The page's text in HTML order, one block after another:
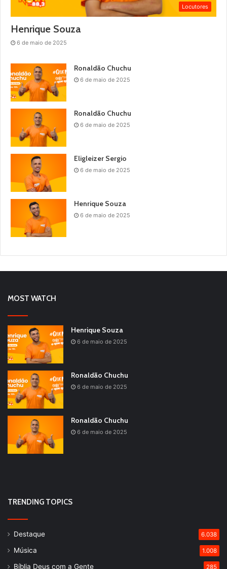
Locutores
Henrique Souza
6 de maio de 2025
Ronaldão Chuchu
6 de maio de 2025
Ronaldão Chuchu
6 de maio de 2025
Eligleizer Sergio
6 de maio de 2025
Henrique Souza
6 de maio de 2025
MOST WATCH
Henrique Souza
6 de maio de 2025
Ronaldão Chuchu
6 de maio de 2025
Ronaldão Chuchu
6 de maio de 2025
TRENDING TOPICS
Destaque 6.038
Música 1.008
Bíblia Deus com a Gente 285